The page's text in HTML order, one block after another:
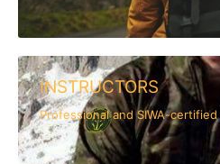
INSTRUCTORS
Professional and SIWA-